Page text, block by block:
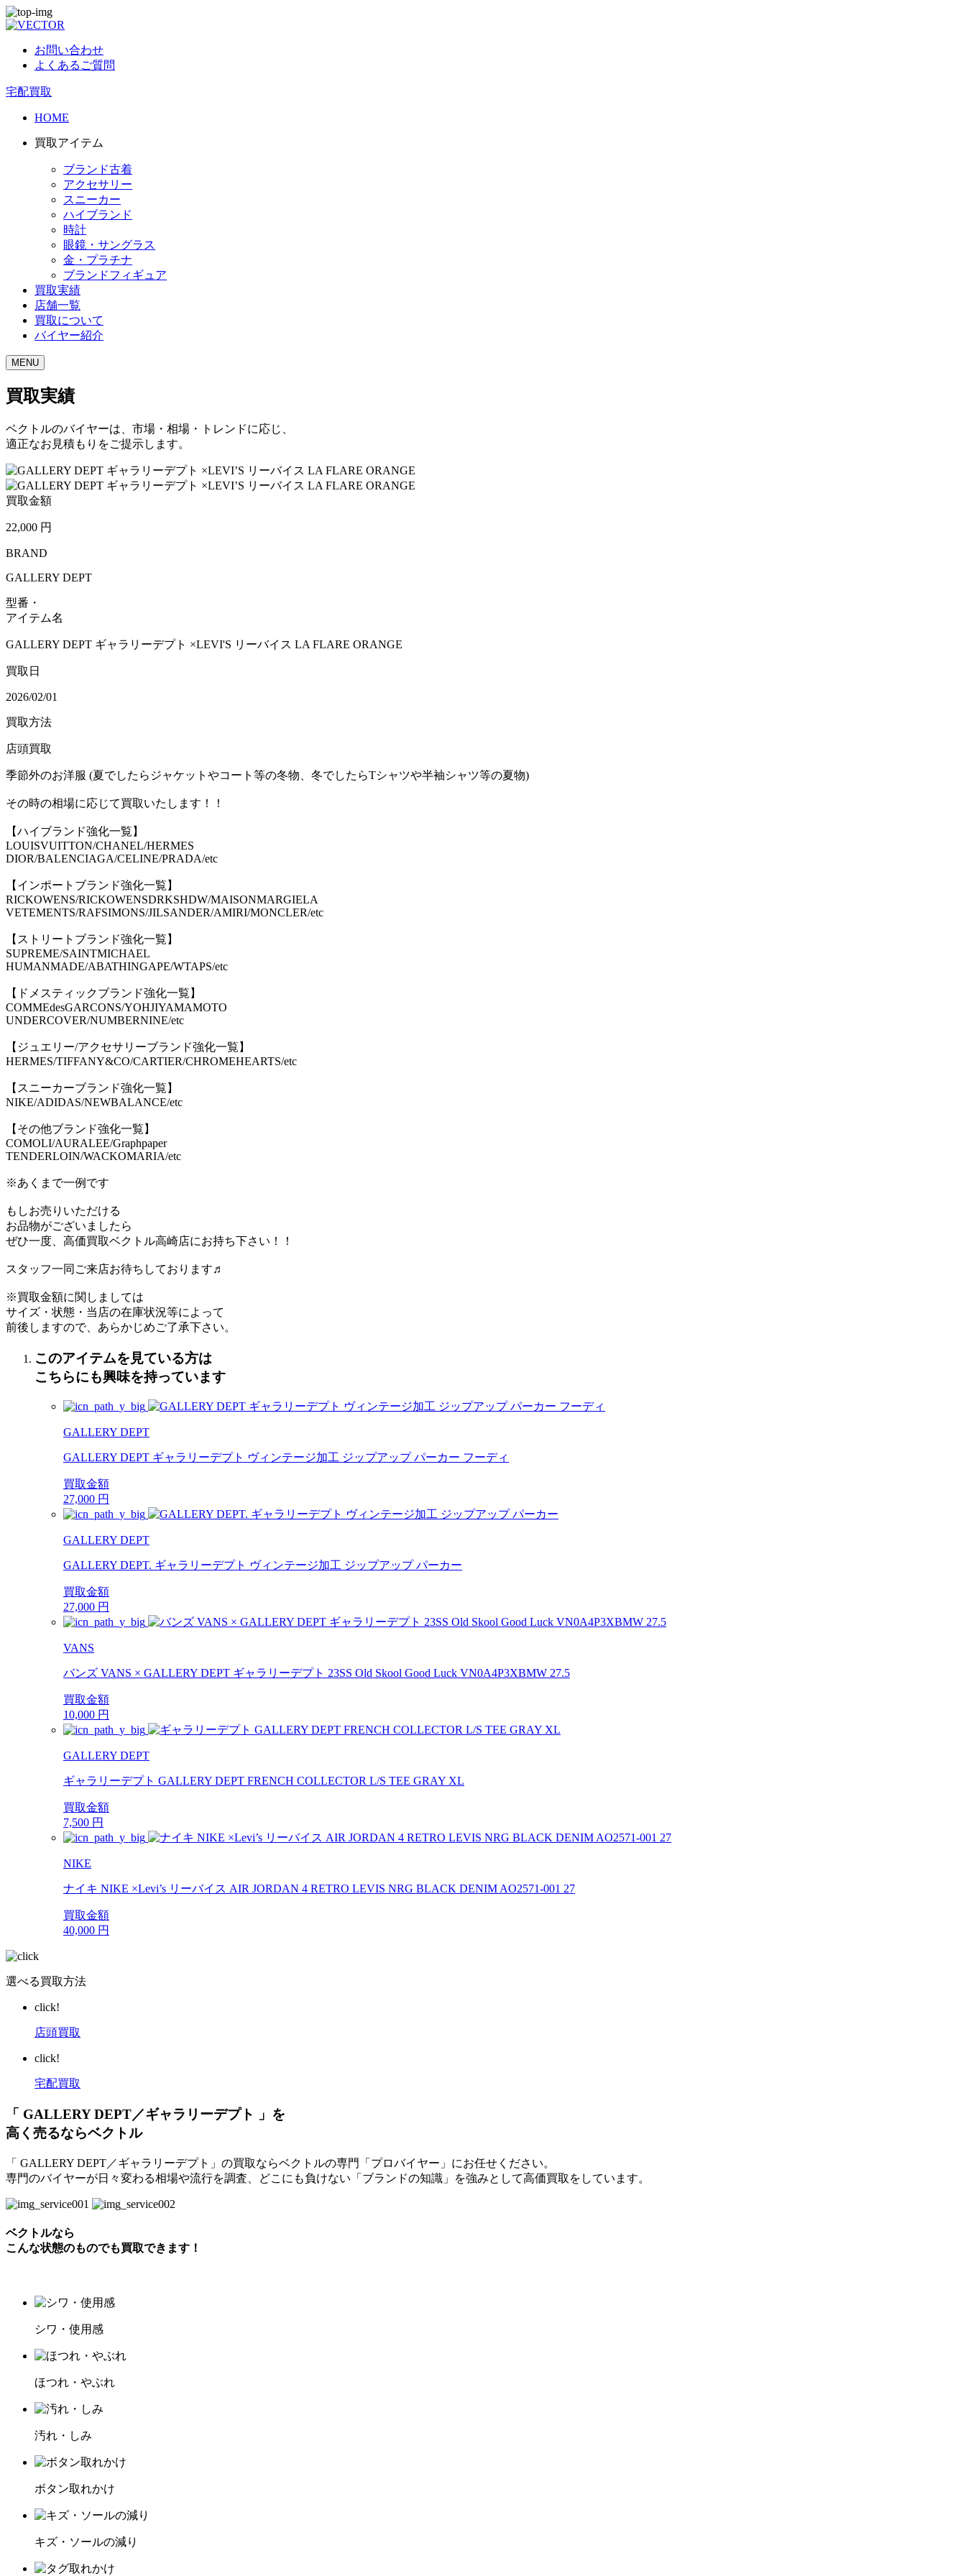
お問い合わせ
よくあるご質問
宅配買取
HOME
買取アイテム
ブランド古着
アクセサリー
スニーカー
ハイブランド
時計
眼鏡・サングラス
金・プラチナ
ブランドフィギュア
買取実績
店舗一覧
買取について
バイヤー紹介
MENU
買取実績
ベクトルのバイヤーは、市場・相場・トレンドに応じ、
適正なお見積もりをご提示します。
買取金額
22,000 円
BRAND
GALLERY DEPT
型番・
アイテム名
GALLERY DEPT ギャラリーデプト ×LEVI'S リーバイス LA FLARE ORANGE
買取日
2026/02/01
買取方法
店頭買取
季節外のお洋服 (夏でしたらジャケットやコート等の冬物、冬でしたらTシャツや半袖シャツ等の夏物)
その時の相場に応じて買取いたします！！
【ハイブランド強化一覧】
LOUISVUITTON/CHANEL/HERMES
DIOR/BALENCIAGA/CELINE/PRADA/etc
【インポートブランド強化一覧】
RICKOWENS/RICKOWENSDRKSHDW/MAISONMARGIELA
VETEMENTS/RAFSIMONS/JILSANDER/AMIRI/MONCLER/etc
【ストリートブランド強化一覧】
SUPREME/SAINTMICHAEL
HUMANMADE/ABATHINGAPE/WTAPS/etc
【ドメスティックブランド強化一覧】
COMMEdesGARCONS/YOHJIYAMAMOTO
UNDERCOVER/NUMBERNINE/etc
【ジュエリー/アクセサリーブランド強化一覧】
HERMES/TIFFANY&CO/CARTIER/CHROMEHEARTS/etc
【スニーカーブランド強化一覧】
NIKE/ADIDAS/NEWBALANCE/etc
【その他ブランド強化一覧】
COMOLI/AURALEE/Graphpaper
TENDERLOIN/WACKOMARIA/etc
※あくまで一例です
もしお売りいただける
お品物がございましたら
ぜひ一度、高価買取ベクトル高崎店にお持ち下さい！！
スタッフ一同ご来店お待ちしております♬
※買取金額に関しましては
サイズ・状態・当店の在庫状況等によって
前後しますので、あらかじめご了承下さい。
このアイテムを見ている方は
こちらにも興味を持っています
GALLERY DEPT
GALLERY DEPT ギャラリーデプト ヴィンテージ加工 ジップアップ パーカー フーディ
買取金額
27,000 円
GALLERY DEPT
GALLERY DEPT. ギャラリーデプト ヴィンテージ加工 ジップアップ パーカー
買取金額
27,000 円
VANS
バンズ VANS × GALLERY DEPT ギャラリーデプト 23SS Old Skool Good Luck VN0A4P3XBMW 27.5
買取金額
10,000 円
GALLERY DEPT
ギャラリーデプト GALLERY DEPT FRENCH COLLECTOR L/S TEE GRAY XL
買取金額
7,500 円
NIKE
ナイキ NIKE ×Levi’s リーバイス AIR JORDAN 4 RETRO LEVIS NRG BLACK DENIM AO2571-001 27
買取金額
40,000 円
選べる買取方法
click!
店頭買取
click!
宅配買取
「 GALLERY DEPT／ギャラリーデプト 」を
高く売るならベクトル
「 GALLERY DEPT／ギャラリーデプト」の買取ならベクトルの専門「プロバイヤー」にお任せください。
専門のバイヤーが日々変わる相場や流行を調査、どこにも負けない「ブランドの知識」を強みとして高価買取をしています。
ベクトルなら
こんな状態のものでも買取できます！
シワ・使用感
ほつれ・やぶれ
汚れ・しみ
ボタン取れかけ
キズ・ソールの減り